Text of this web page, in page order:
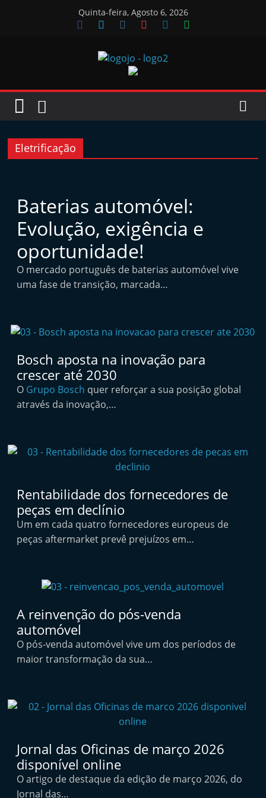
Quinta-feira, Agosto 6, 2026
Jornal
r
a
l
i
n
e
n
d
e
e
o
A
f
t
m
k
e
u
m
ó
Eletrificação
Baterias automóvel:
Evolução, exigência e
oportunidade!
O mercado português de baterias automóvel vive
uma fase de transição, marcada…
Bosch aposta na inovação para
crescer até 2030
O Grupo Bosch quer reforçar a sua posição global
através da inovação,…
Rentabilidade dos fornecedores de
peças em declínio
Um em cada quatro fornecedores europeus de
peças aftermarket prevê prejuízos em…
A reinvenção do pós-venda
automóvel
O pós-venda automóvel vive um dos períodos de
maior transformação da sua…
Jornal das Oficinas de março 2026
disponível online
O artigo de destaque da edição de março 2026, do
Jornal das…